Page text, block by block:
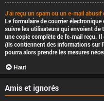
J’ai reçu un spam ou un e-mail abusif
Le formulaire de courrier
suivre les utilisateurs qui envoient de
une copie complète de l’e-mail reçu.
(ils contiennent des informations sur
pourra alors prendre les mesures
Haut
Amis et ignorés